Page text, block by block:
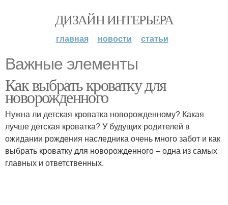
ДИЗАЙН ИНТЕРЬЕРА
главная новости статьи
Важные элементы
Как выбрать кроватку для
новорожденного
Нужна ли детская кроватка новорожденному? Какая
лучше детская кроватка? У будущих родителей в
ожидании рождения наследника очень много забот и как
выбрать кроватку для новорожденного – одна из самых
главных и ответственных.